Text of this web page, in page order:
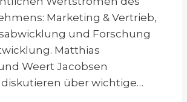
Marketing & Vertrieb,
und Forschung
Matthias
Weert Jacobsen
diskutieren über wichtige…